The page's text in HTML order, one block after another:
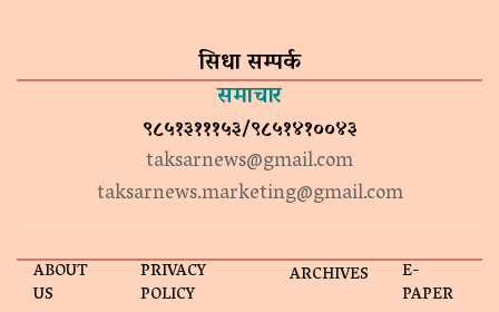
सिधा सम्पर्क
समाचार
९८५१३१११५३/९८५१४१००४३
taksarnews@gmail.com
taksarnews.marketing@gmail.com
ABOUT
US
PRIVACY
POLICY
ARCHIVES E-
PAPER